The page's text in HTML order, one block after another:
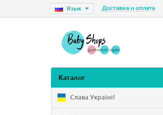
Язык Доставка и оплата
Каталог
Слава Україні!